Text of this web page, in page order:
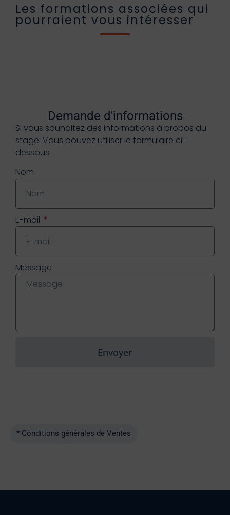
Les formations associées qui
pourraient vous intéresser
Demande d'informations
Si vous souhaitez des informations à propos du
stage. Vous pouvez utiliser le formulaire ci-
dessous
Nom
E-mail
Message
Envoyer
* Conditions générales de Ventes